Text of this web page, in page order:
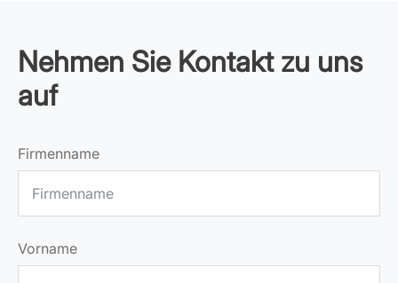
Nehmen Sie Kontakt zu uns
auf
Firmenname
Vorname